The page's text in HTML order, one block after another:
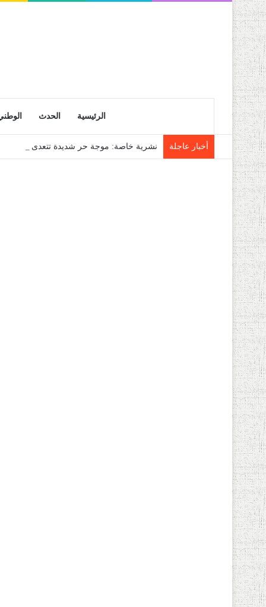
الرئيسية الحدث
أخبار عاجلة نشرية خاصة: موجة حر شديدة تتعدى 45 درجة تجتاح عدة ولايات إلى غاية الاثنين